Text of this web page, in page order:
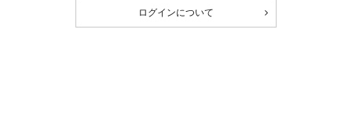
ログインについて